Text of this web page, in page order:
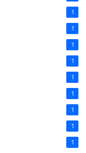
1
1
1
1
1
1
1
1
1